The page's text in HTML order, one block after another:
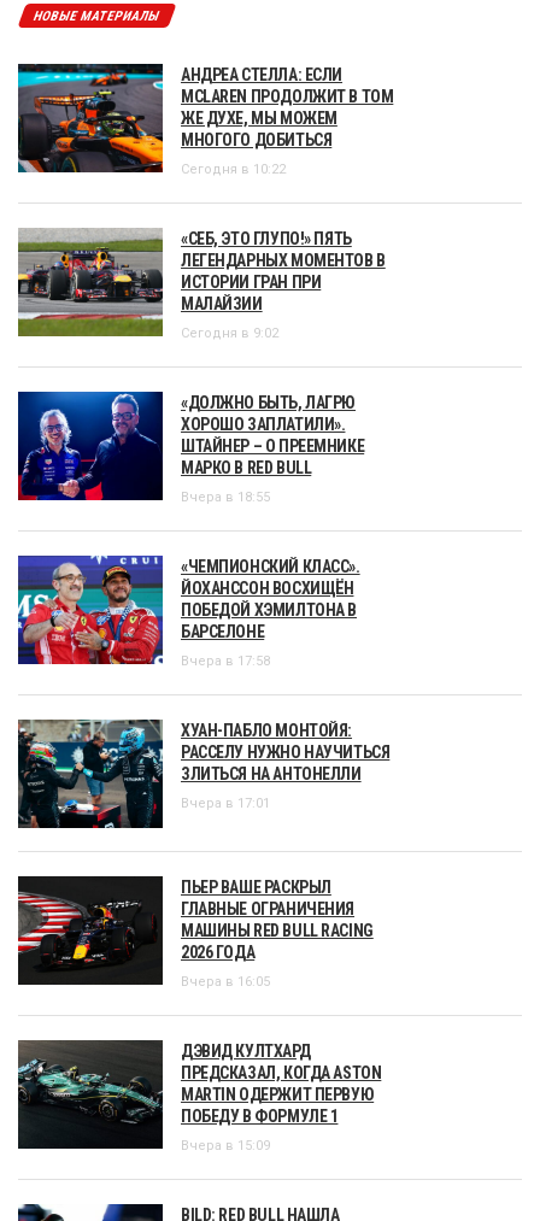
НОВЫЕ МАТЕРИАЛЫ
АНДРЕА СТЕЛЛА: ЕСЛИ
MCLAREN ПРОДОЛЖИТ В ТОМ
ЖЕ ДУХЕ, МЫ МОЖЕМ
МНОГОГО ДОБИТЬСЯ
Сегодня в 10:22
«СЕБ, ЭТО ГЛУПО!» ПЯТЬ
ЛЕГЕНДАРНЫХ МОМЕНТОВ В
ИСТОРИИ ГРАН ПРИ
МАЛАЙЗИИ
Сегодня в 9:02
«ДОЛЖНО БЫТЬ, ЛАГРЮ
ХОРОШО ЗАПЛАТИЛИ».
ШТАЙНЕР – О ПРЕЕМНИКЕ
МАРКО В RED BULL
Вчера в 18:55
«ЧЕМПИОНСКИЙ КЛАСС».
ЙОХАНССОН ВОСХИЩЁН
ПОБЕДОЙ ХЭМИЛТОНА В
БАРСЕЛОНЕ
Вчера в 17:58
ХУАН-ПАБЛО МОНТОЙЯ:
РАССЕЛУ НУЖНО НАУЧИТЬСЯ
ЗЛИТЬСЯ НА АНТОНЕЛЛИ
Вчера в 17:01
ПЬЕР ВАШЕ РАСКРЫЛ
ГЛАВНЫЕ ОГРАНИЧЕНИЯ
МАШИНЫ RED BULL RACING
2026 ГОДА
Вчера в 16:05
ДЭВИД КУЛТХАРД
ПРЕДСКАЗАЛ, КОГДА ASTON
MARTIN ОДЕРЖИТ ПЕРВУЮ
ПОБЕДУ В ФОРМУЛЕ 1
Вчера в 15:09
BILD: RED BULL НАШЛА